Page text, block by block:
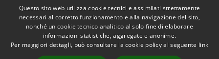
RSS
Accessibilità
Cookie
Copyright © 2026 • Comune di
Pioltello • Powered by
Municipium•Accesso
redazione
Questo sito web utilizza cookie tecnici e assimilati strettamente
necessari al corretto funzionamento e alla navigazione del sito,
nonché un cookie tecnico analitico al solo fine di elaborare
informazioni statistiche, aggregate e anonime.
Per maggiori dettagli, può consultare la cookie policy al seguente link